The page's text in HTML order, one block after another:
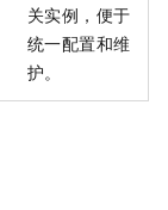
关实例，便于
统一配置和维
护。